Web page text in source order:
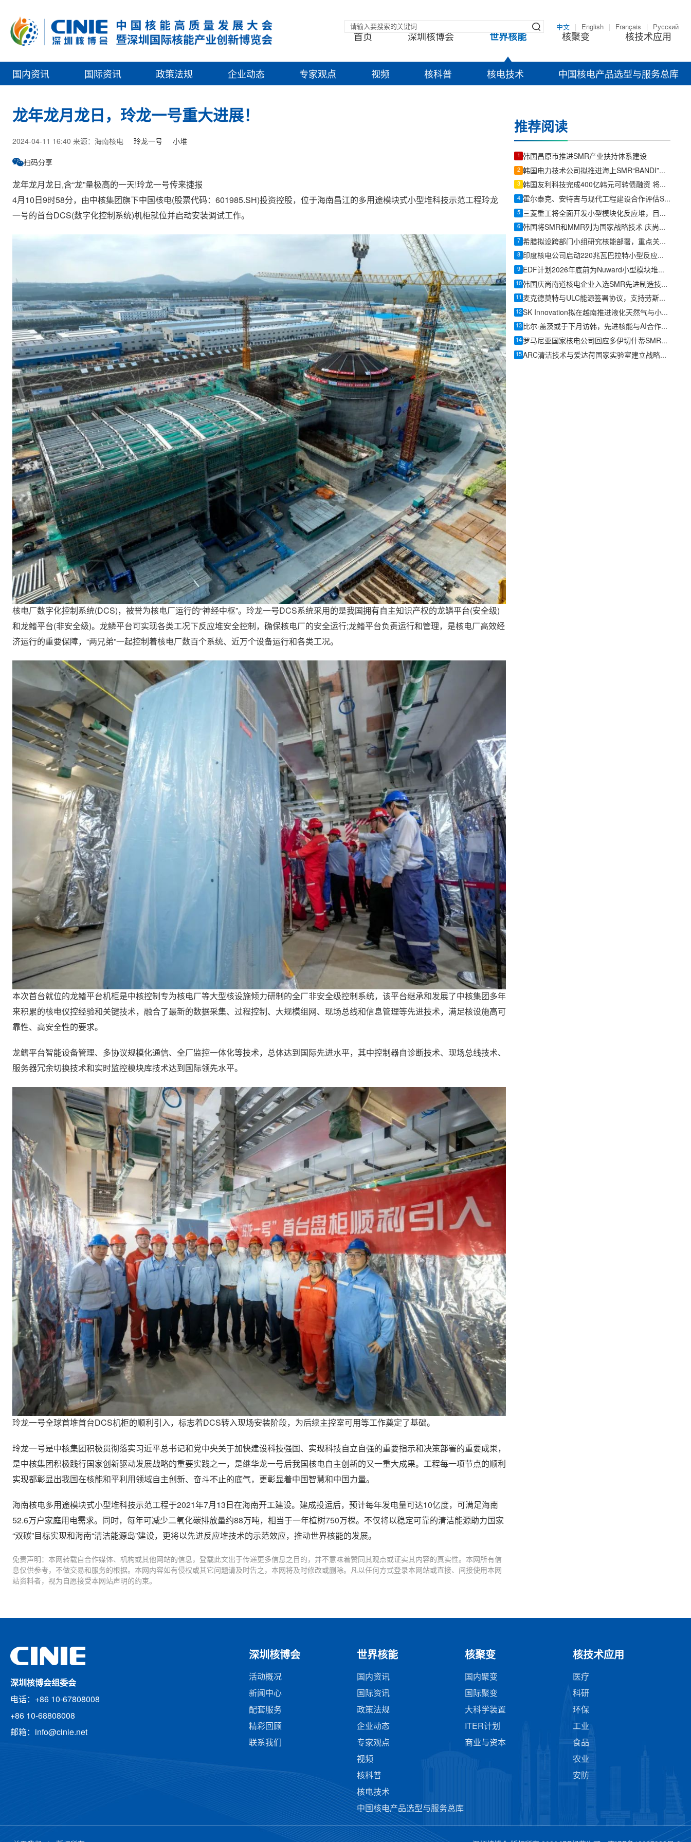
中文 English Français Русский
首页 深圳核博会 世界核能 核聚变 核技术应用
国内资讯 国际资讯 政策法规 企业动态 专家观点 视频 核科普 核电技术 中国核电产品选型与服务总库
龙年龙月龙日，玲龙一号重大进展！
2024-04-11 16:40 来源：海南核电 玲龙一号 小堆
扫码分享
龙年龙月龙日,含“龙”量极高的一天!玲龙一号传来捷报
4月10日9时58分，由中核集团旗下中国核电(股票代码：601985.SH)投资控股，位于海南昌江的多用途模块式小型堆科技示范工程玲龙
一号的首台DCS(数字化控制系统)机柜就位并启动安装调试工作。
核电厂数字化控制系统(DCS)，被誉为核电厂运行的“神经中枢”。玲龙一号DCS系统采用的是我国拥有自主知识产权的龙鳞平台(安全级)
和龙鳍平台(非安全级)。龙鳞平台可实现各类工况下反应堆安全控制，确保核电厂的安全运行;龙鳍平台负责运行和管理，是核电厂高效经
济运行的重要保障，“两兄弟”一起控制着核电厂数百个系统、近万个设备运行和各类工况。
本次首台就位的龙鳍平台机柜是中核控制专为核电厂等大型核设施倾力研制的全厂非安全级控制系统，该平台继承和发展了中核集团多年
来积累的核电仪控经验和关键技术，融合了最新的数据采集、过程控制、大规模组网、现场总线和信息管理等先进技术，满足核设施高可
靠性、高安全性的要求。
龙鳍平台智能设备管理、多协议规模化通信、全厂监控一体化等技术，总体达到国际先进水平，其中控制器自诊断技术、现场总线技术、
服务器冗余切换技术和实时监控模块库技术达到国际领先水平。
玲龙一号全球首堆首台DCS机柜的顺利引入，标志着DCS转入现场安装阶段，为后续主控室可用等工作奠定了基础。
玲龙一号是中核集团积极贯彻落实习近平总书记和党中央关于加快建设科技强国、实现科技自立自强的重要指示和决策部署的重要成果，
是中核集团积极践行国家创新驱动发展战略的重要实践之一，是继华龙一号后我国核电自主创新的又一重大成果。工程每一项节点的顺利
实现都彰显出我国在核能和平利用领域自主创新、奋斗不止的底气，更彰显着中国智慧和中国力量。
海南核电多用途模块式小型堆科技示范工程于2021年7月13日在海南开工建设。建成投运后，预计每年发电量可达10亿度，可满足海南
52.6万户家庭用电需求。同时，每年可减少二氧化碳排放量约88万吨，相当于一年植树750万棵。不仅将以稳定可靠的清洁能源助力国家
“双碳”目标实现和海南“清洁能源岛”建设，更将以先进反应堆技术的示范效应，推动世界核能的发展。
免责声明：本网转载自合作媒体、机构或其他网站的信息，登载此文出于传递更多信息之目的，并不意味着赞同其观点或证实其内容的真实性。本网所有信
息仅供参考，不做交易和服务的根据。本网内容如有侵权或其它问题请及时告之，本网将及时修改或删除。凡以任何方式登录本网站或直接、间接使用本网
站资料者，视为自愿接受本网站声明的约束。
推荐阅读
1 韩国昌原市推进SMR产业扶持体系建设
2 韩国电力技术公司拟推进海上SMR“BANDI”政府研发项目
3 韩国友利科技完成400亿韩元可转债融资 将加码核电与SMR业务
4 霍尔泰克、安特吉与现代工程建设合作评估SMR-300在美国南部部署机会
5 三菱重工将全面开发小型模块化反应堆，目标在日本实现商业化
6 韩国将SMR和MMR列为国家战略技术 庆尚南道称将推动核电企业转型
7 希腊拟设跨部门小组研究核能部署，重点关注小型模块化反应堆
8 印度核电公司启动220兆瓦巴拉特小型反应堆工程设计招标
9 EDF计划2026年底前为Nuward小型模块堆项目引入投资者
10 韩国庆尚南道核电企业入选SMR先进制造技术项目
11 麦克德莫特与ULC能源签署协议，支持劳斯莱斯SMR在荷兰开发
12 SK Innovation拟在越南推进液化天然气与小型模块化反应堆合作
13 比尔·盖茨或于下月访韩，先进核能与AI合作有望成议题
14 罗马尼亚国家核电公司回应多伊切什蒂SMR项目审查意见
15 ARC清洁技术与爱达荷国家实验室建立战略合作，推进ARC-100首堆部署
深圳核博会组委会
电话：+86 10-67808008
+86 10-68808008
邮箱：info@cinie.net
深圳核博会
活动概况
新闻中心
配套服务
精彩回顾
联系我们
世界核能
国内资讯
国际资讯
政策法规
企业动态
专家观点
视频
核科普
核电技术
中国核电产品选型与服务总库
核聚变
国内聚变
国际聚变
大科学装置
ITER计划
商业与资本
核技术应用
医疗
科研
环保
工业
食品
农业
安防